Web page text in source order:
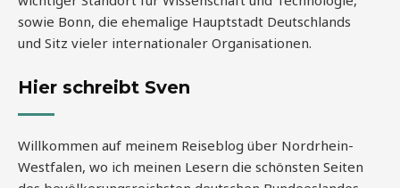
sowie Bonn, die ehemalige Hauptstadt Deutschlands
und Sitz vieler internationaler Organisationen.
Hier schreibt Sven
Willkommen auf meinem Reiseblog über Nordrhein-
Westfalen, wo ich meinen Lesern die schönsten Seiten